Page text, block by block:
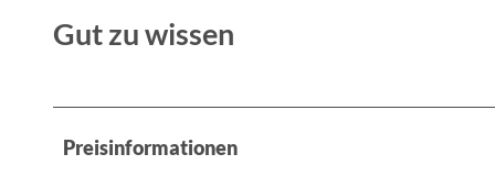
Gut zu wissen
Preisinformationen